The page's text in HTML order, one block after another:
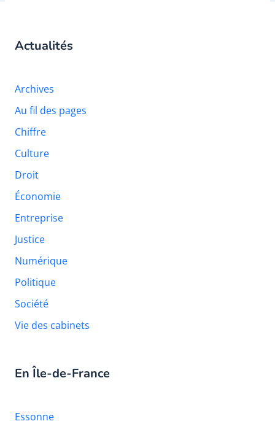
Actualités
Archives
Au fil des pages
Chiffre
Culture
Droit
Économie
Entreprise
Justice
Numérique
Politique
Société
Vie des cabinets
En Île-de-France
Essonne